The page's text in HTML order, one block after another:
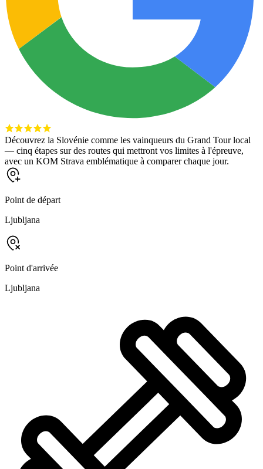
Découvrez la Slovénie comme les vainqueurs du Grand Tour local
— cinq étapes sur des routes qui mettront vos limites à l'épreuve,
avec un KOM Strava emblématique à comparer chaque jour.
Point de départ
Ljubljana
Point d'arrivée
Ljubljana